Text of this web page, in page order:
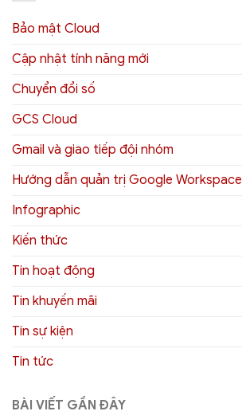
Bảo mật Cloud
Cập nhật tính năng mới
Chuyển đổi số
GCS Cloud
Gmail và giao tiếp đội nhóm
Hướng dẫn quản trị Google Workspace
Infographic
Kiến thức
Tin hoạt động
Tin khuyến mãi
Tin sự kiện
Tin tức
BÀI VIẾT GẦN ĐÂY